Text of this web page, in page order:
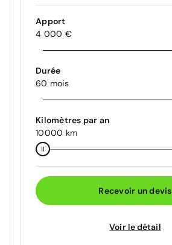
Apport
4 000 €
Durée
60 mois
Kilomètres par an
10000 km
Recevoir un devis
Voir le détail